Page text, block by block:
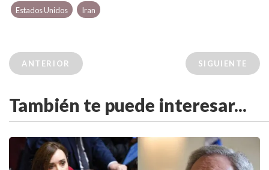
Estados Unidos Iran
ANTERIOR SIGUIENTE
También te puede interesar...